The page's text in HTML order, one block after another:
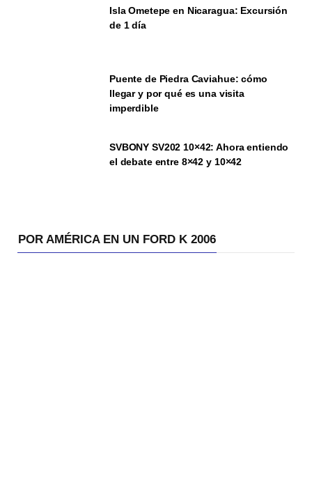
Isla Ometepe en Nicaragua: Excursión
de 1 día
Puente de Piedra Caviahue: cómo
llegar y por qué es una visita
imperdible
SVBONY SV202 10×42: Ahora entiendo
el debate entre 8×42 y 10×42
POR AMÉRICA EN UN FORD K 2006